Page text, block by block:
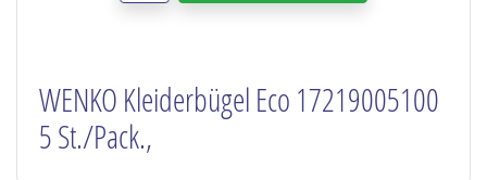
WENKO Kleiderbügel Eco 17219005100
5 St./Pack.,